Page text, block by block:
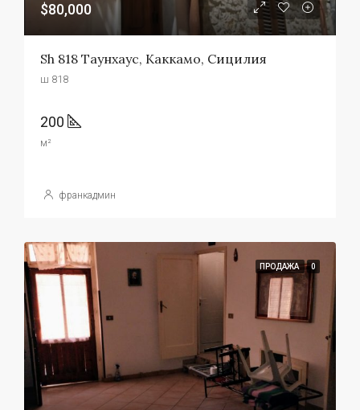
$80,000
Sh 818 Таунхаус, Каккамо, Сицилия
ш 818
200
м²
франкадмин
ПРОДАЖА 0